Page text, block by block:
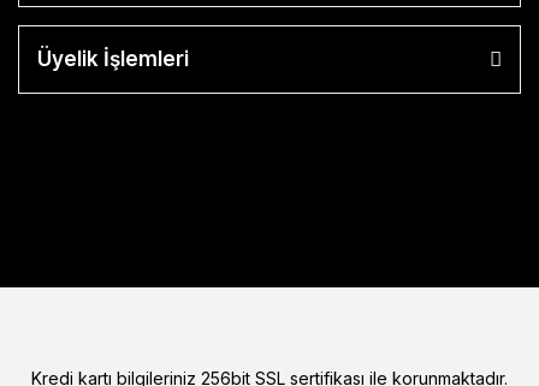
Üyelik İşlemleri
Kredi kartı bilgileriniz 256bit SSL sertifikası ile korunmaktadır.